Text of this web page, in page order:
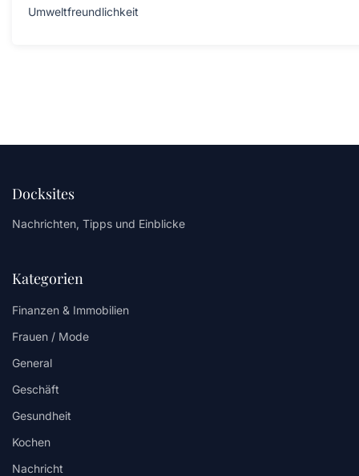
Umweltfreundlichkeit
Docksites
Nachrichten, Tipps und Einblicke
Kategorien
Finanzen & Immobilien
Frauen / Mode
General
Geschäft
Gesundheit
Kochen
Nachricht